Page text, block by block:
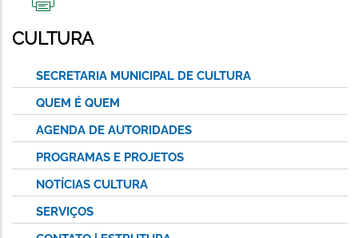
ESTA
PÁGINA
CULTURA
SECRETARIA MUNICIPAL DE CULTURA
QUEM É QUEM
AGENDA DE AUTORIDADES
PROGRAMAS E PROJETOS
NOTÍCIAS CULTURA
SERVIÇOS